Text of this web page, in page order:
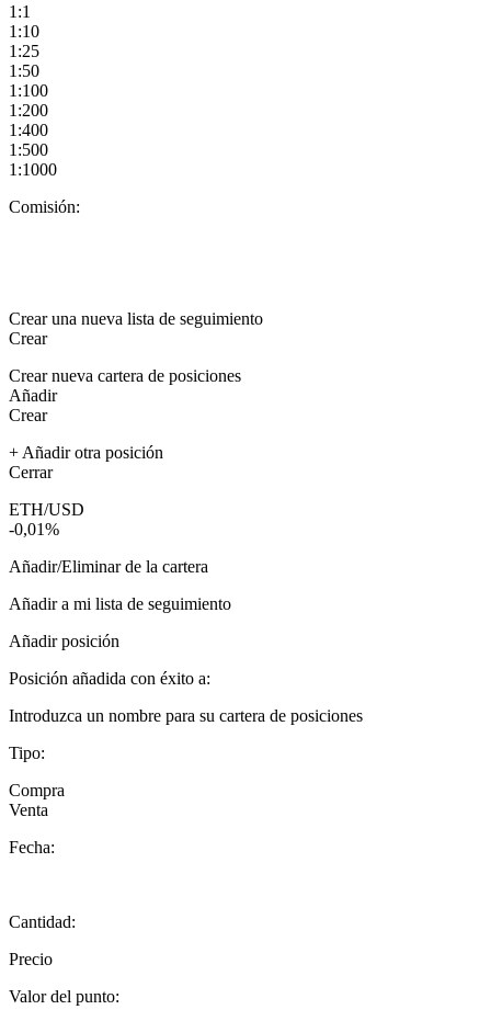
1:1
1:10
1:25
1:50
1:100
1:200
1:400
1:500
1:1000
Comisión:
Crear una nueva lista de seguimiento
Crear
Crear nueva cartera de posiciones
Añadir
Crear
+ Añadir otra posición
Cerrar
ETH/USD
-0,01%
Añadir/Eliminar de la cartera
Añadir a mi lista de seguimiento
Añadir posición
Posición añadida con éxito a:
Introduzca un nombre para su cartera de posiciones
Tipo:
Compra
Venta
Fecha:
Cantidad:
Precio
Valor del punto: